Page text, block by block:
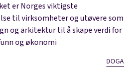
er Norges viktigste
til virksomheter og utøvere som
og arkitektur til å skape verdi for
og økonomi
DOGA